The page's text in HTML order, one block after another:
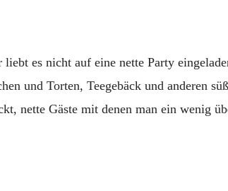
liebt es nicht auf eine nette Party
und Torten, Teegebäck und anderen
nette Gäste mit denen man ein wenig